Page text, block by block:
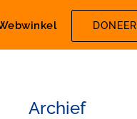
DONEER
Archief